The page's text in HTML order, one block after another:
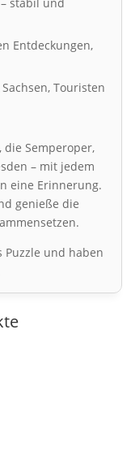
Entdeckungen,
Touristen
die Semperoper,
– mit jedem
eine Erinnerung.
genieße die
und haben